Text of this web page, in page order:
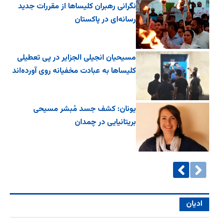
نگرانی رهبران کلیساها از مقررات جدید
رسانه‌ای در پاکستان
مسیحیان انجیلی الجزایر در پی تعطیلی
کلیساها به عبادت مخفیانه روی آورده‌اند
یونان: کشف جسد مُبشر مسیحی
بریتانیایی در چمدان
ادیان